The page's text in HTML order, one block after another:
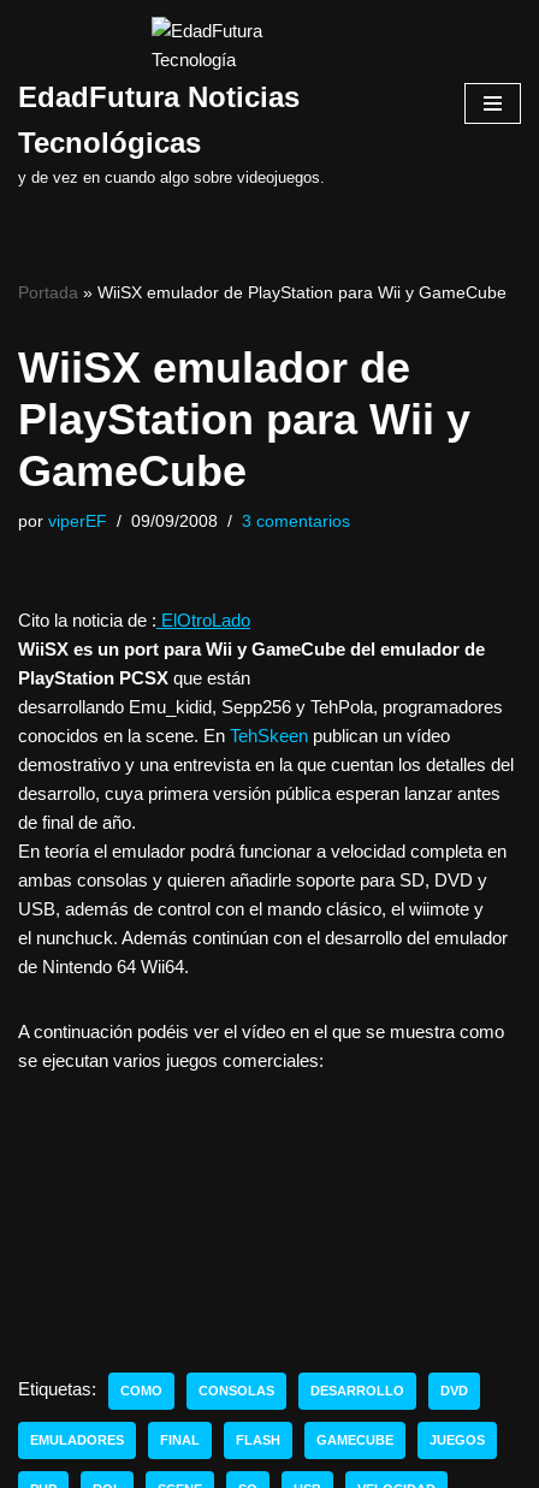
al
EdadFutura Noticias
Tecnológicas
y de vez en cuando algo sobre videojuegos.
Portada » WiiSX emulador de PlayStation para Wii y GameCube
WiiSX emulador de
PlayStation para Wii y
GameCube
por viperEF 09/09/2008 3 comentarios
Cito la noticia de : ElOtroLado
WiiSX es un port para Wii y GameCube del emulador de
PlayStation PCSX que están
desarrollando Emu_kidid, Sepp256 y TehPola, programadores
conocidos en la scene. En TehSkeen publican un vídeo
demostrativo y una entrevista en la que cuentan los detalles del
desarrollo, cuya primera versión pública esperan lanzar antes
de final de año.
En teoría el emulador podrá funcionar a velocidad completa en
ambas consolas y quieren añadirle soporte para SD, DVD y
USB, además de control con el mando clásico, el wiimote y
el nunchuck. Además continúan con el desarrollo del emulador
de Nintendo 64 Wii64.
A continuación podéis ver el vídeo en el que se muestra como
se ejecutan varios juegos comerciales:
Etiquetas: COMO CONSOLAS DESARROLLO DVD
EMULADORES FINAL FLASH GAMECUBE JUEGOS